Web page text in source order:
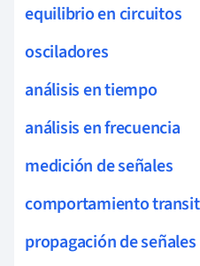
equilibrio en circuitos
osciladores
análisis en tiempo
análisis en frecuencia
medición de señales
comportamiento
propagación de señales